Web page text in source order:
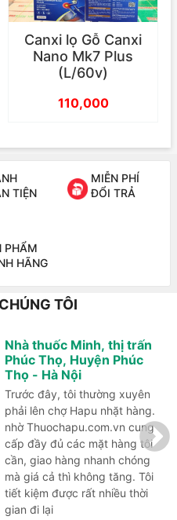
Canxi lọ Gỗ Canxi
Nano Mk7 Plus
(L/60v)
110,000
TIỆN
MIỄN PHÍ
ĐỔI TRẢ
PHẨM
HÃNG
TÔI
Nhà thuốc Minh, thị trấn
Phúc Thọ, Huyện Phúc
Thọ - Hà Nội
Trước đây, tôi thường xuyên
phải lên chợ Hapu nhặt hàng.
nhờ Thuochapu.com.vn cung
cấp đầy đủ các mặt hàng tôi
cần, giao hàng nhanh chóng
mà giá cả thì không tăng. Tôi
tiết kiệm được rất nhiều thời
gian đi lại